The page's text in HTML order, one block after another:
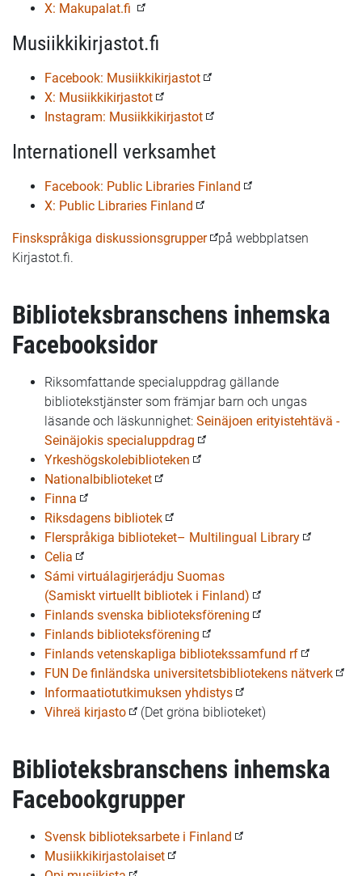
X: Makupalat.fi
Musiikkikirjastot.fi
Facebook: Musiikkikirjastot
X: Musiikkikirjastot
Instagram: Musiikkikirjastot
Internationell verksamhet
Facebook: Public Libraries Finland
X: Public Libraries Finland
Finskspråkiga diskussionsgrupper
på webbplatsen
Kirjastot.fi.
Biblioteksbranschens inhemska
Facebooksidor
Riksomfattande specialuppdrag gällande
bibliotekstjänster som främjar barn och ungas
läsande och läskunnighet: Seinäjoen erityistehtävä -
Seinäjokis specialuppdrag
Yrkeshögskolebiblioteken
Nationalbiblioteket
Finna
Riksdagens bibliotek
Flerspråkiga biblioteket– Multilingual Library
Celia
Sámi virtuálagirjerádju Suomas
(Samiskt virtuellt bibliotek i Finland)
Finlands svenska biblioteksförening
Finlands biblioteksförening
Finlands vetenskapliga bibliotekssamfund rf
FUN De finländska universitetsbibliotekens nätverk
Informaatiotutkimuksen yhdistys
Vihreä kirjasto
(Det gröna biblioteket)
Biblioteksbranschens inhemska
Facebookgrupper
Svensk biblioteksarbete i Finland
Musiikkikirjastolaiset